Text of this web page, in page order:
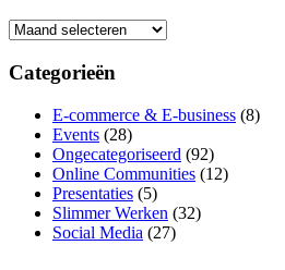
Archieven
Categorieën
E-commerce & E-business (8)
Events (28)
Ongecategoriseerd (92)
Online Communities (12)
Presentaties (5)
Slimmer Werken (32)
Social Media (27)